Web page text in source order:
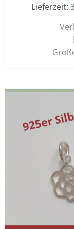
Lieferzeit: